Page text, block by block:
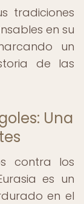
tradiciones
en su
un
de las
Una
contra los
es un
en el